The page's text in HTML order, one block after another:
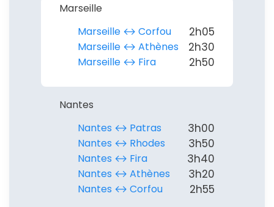
Marseille
Marseille ↔︎ Corfou
2h05
Marseille ↔︎ Athènes 2h30
Marseille ↔︎ Fira 2h50
Nantes
Nantes ↔︎ Patras
3h00
Nantes ↔︎ Rhodes 3h50
Nantes ↔︎ Fira 3h40
Nantes ↔︎ Athènes 3h20
Nantes ↔︎ Corfou 2h55